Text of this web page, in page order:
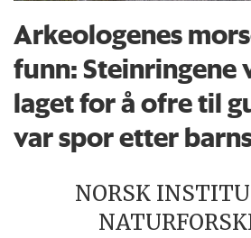
Arkeologenes
funn: Steinringene
laget for å ofre til
var spor etter
NORSK